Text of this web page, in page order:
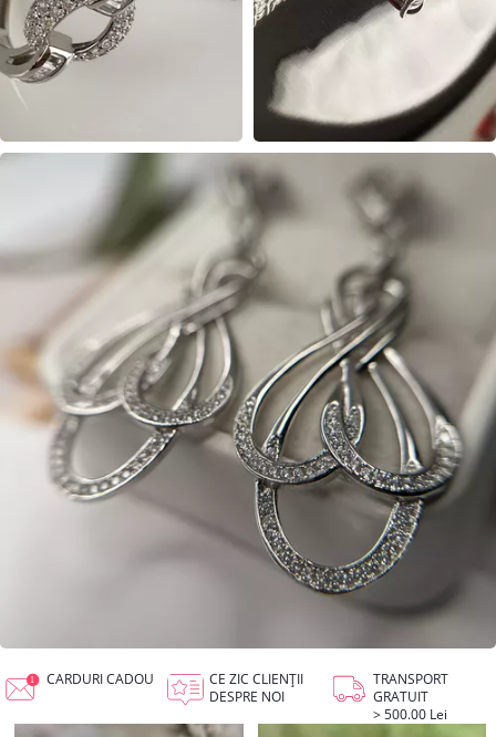
CARDURI CADOU
CE ZIC CLIENȚII
DESPRE NOI
TRANSPORT
GRATUIT
> 500.00 Lei